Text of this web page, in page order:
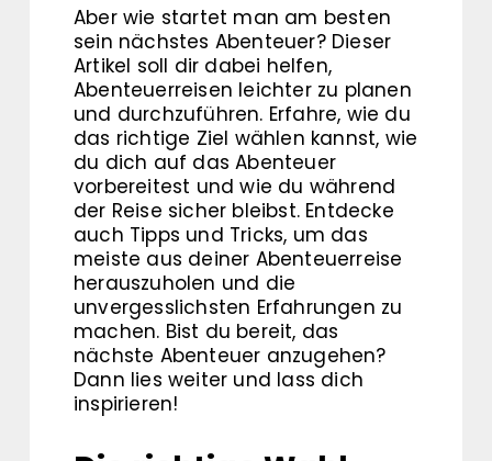
Aber wie startet man am besten
sein nächstes Abenteuer? Dieser
Artikel soll dir dabei helfen,
Abenteuerreisen leichter zu planen
und durchzuführen. Erfahre, wie du
das richtige Ziel wählen kannst, wie
du dich auf das Abenteuer
vorbereitest und wie du während
der Reise sicher bleibst. Entdecke
auch Tipps und Tricks, um das
meiste aus deiner Abenteuerreise
herauszuholen und die
unvergesslichsten Erfahrungen zu
machen. Bist du bereit, das
nächste Abenteuer anzugehen?
Dann lies weiter und lass dich
inspirieren!